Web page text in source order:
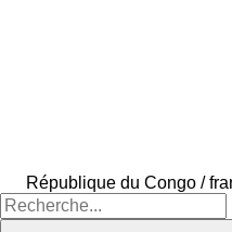
République du Congo /